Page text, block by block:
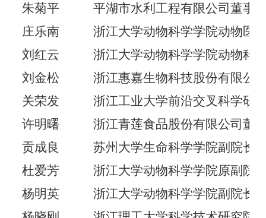
朱菊平
平湖市水利工程有限公司董事
庄乐南
浙江大学动物科学学院动物医
刘红云
浙江大学动物科学学院动物科
刘金松
浙江惠嘉生物科技股份有限公
关荣发
浙江工业大学前沿交叉科学研
许明曙
浙江青莲食品股份有限公司董
贡成良
苏州大学生命科学学院副院长
杜爱芳
浙江大学动物科学学院原副院
杨明英
浙江大学动物科学学院副院长